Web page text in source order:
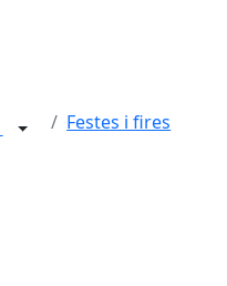
Festes i fires